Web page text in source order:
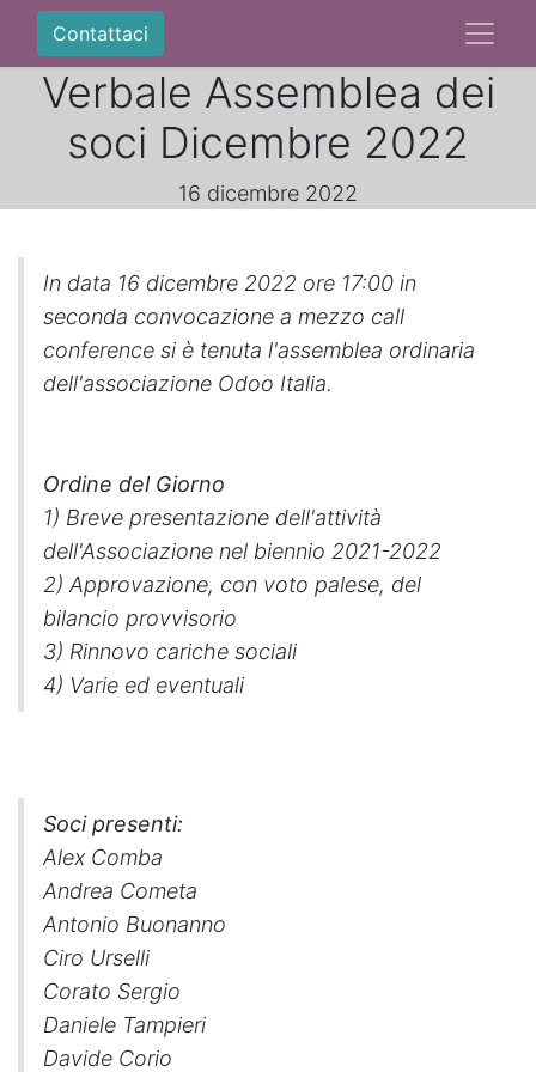
Contattaci
Verbale Assemblea dei
soci Dicembre 2022
16 dicembre 2022
In data 16 dicembre 2022 ore 17:00 in
seconda convocazione a mezzo call
conference si è tenuta l'assemblea ordinaria
dell'associazione Odoo Italia.
Ordine del Giorno
1) Breve presentazione dell'attività
dell'Associazione nel biennio 2021-2022
2) Approvazione, con voto palese, del
bilancio provvisorio
3) Rinnovo cariche sociali
4) Varie ed eventuali
Soci presenti:
Alex Comba
Andrea Cometa
Antonio Buonanno
Ciro Urselli
Corato Sergio
Daniele Tampieri
Davide Corio